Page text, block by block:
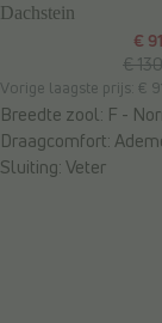
Dachstein
Vorige laagste prijs: €
€
€
Breedte zool: F -
Draagcomfort:
Sluiting:Veter